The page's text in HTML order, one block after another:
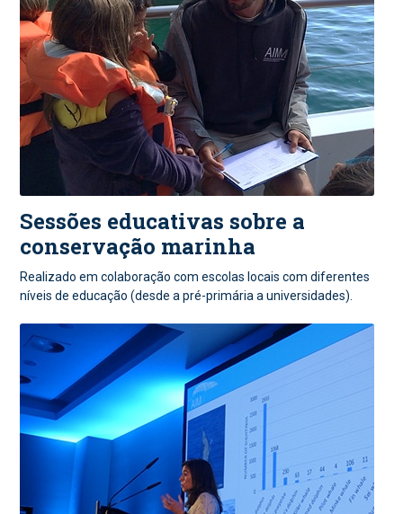
Sessões educativas sobre a
conservação marinha
Realizado em colaboração com escolas locais com diferentes
níveis de educação (desde a pré-primária a universidades).